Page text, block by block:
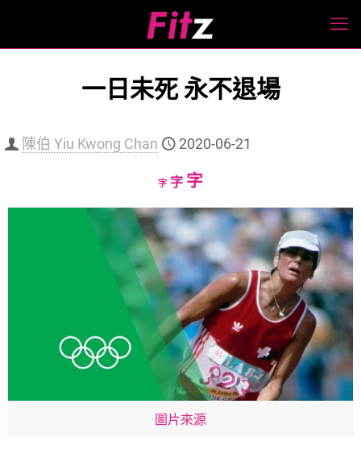
一日未死 永不退場
陳伯 Yiu Kwong Chan 2020-06-21
字Decrease
size.
字Reset
size.
字Increase
size.
圖片來源